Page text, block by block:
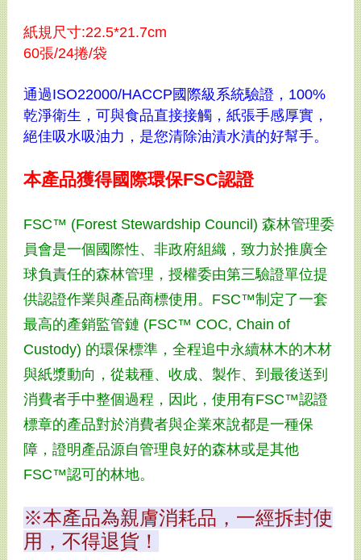
紙規尺寸:22.5*21.7cm
60張/24捲/袋
通過ISO22000/HACCP國際級系統驗證，100%
乾淨衛生，可與食品直接接觸，紙張手感厚實，
絕佳吸水吸油力，是您清除油漬水漬的好幫手。
本產品獲得國際環保FSC認證
FSC™ (Forest Stewardship Council) 森林管理委
員會是一個國際性、非政府組織，致力於推廣全
球負責任的森林管理，授權委由第三驗證單位提
供認證作業與產品商標使用。FSC™制定了一套
最高的產銷監管鏈 (FSC™ COC, Chain of
Custody) 的環保標準，全程追中永續林木的木材
與紙漿動向，從栽種、收成、製作、到最後送到
消費者手中整個過程，因此，使用有FSC™認證
標章的產品對於消費者與企業來說都是一種保
障，證明產品源自管理良好的森林或是其他
FSC™認可的林地。
※本產品為親膚消耗品，一經拆封使
用，不得退貨！